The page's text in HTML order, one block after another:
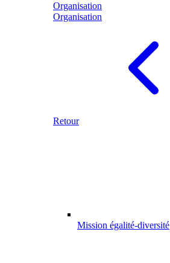
Organisation
Organisation
Retour
Mission égalité-diversité